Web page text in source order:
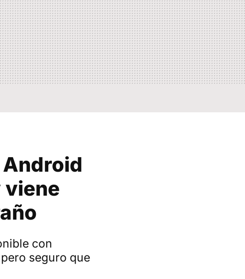
viene
con
seguro que